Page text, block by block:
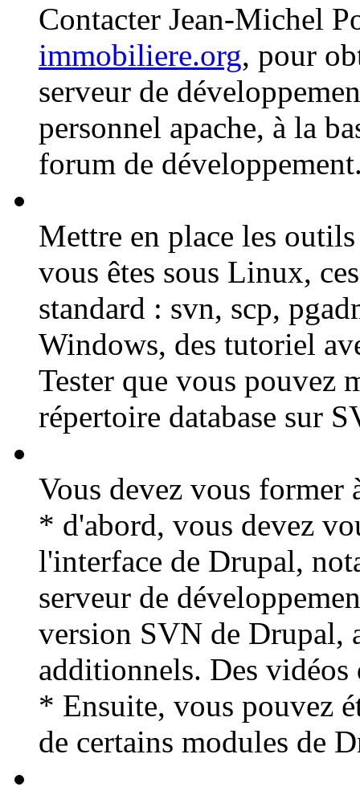
Contacter Jean-Michel
immobiliere.org, pour
serveur de
personnel apache, à la
forum de
Mettre en place les
vous êtes sous Linux,
standard : svn, scp,
Windows, des tutoriel
Tester que vous pouvez
répertoire database sur
Vous devez vous former
* d'abord, vous devez
l'interface de Drupal,
serveur de
version SVN de Drupal,
additionnels. Des
* Ensuite, vous pouvez
de certains modules de